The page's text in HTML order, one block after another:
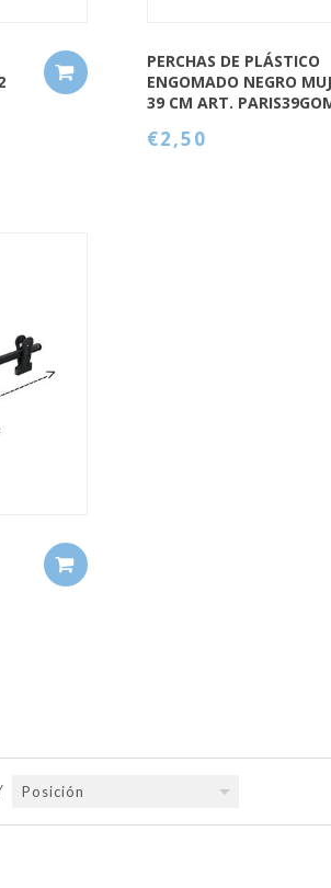
PERCHAS DE PLÁSTICO
ENGOMADO NEGRO
39 CM ART.
€2,50
Posición